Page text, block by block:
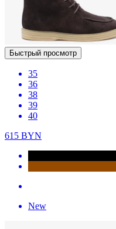
Быстрый просмотр
35
36
38
39
40
615 BYN
New